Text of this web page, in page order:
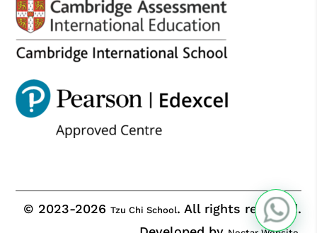
© 2023-2026 Tzu Chi School. All rights reserved.